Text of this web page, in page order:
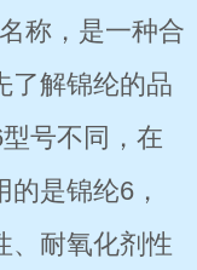
称，是一种合
了解锦纶的品
号不同，在
是锦纶6，
、耐氧化剂性